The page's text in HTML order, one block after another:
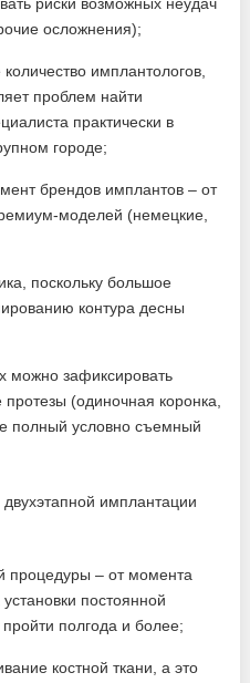
риски возможных неудач
осложнения);
имплантологов,
проблем найти
практически в
городе;
брендов имплантов – от
моделей (немецкие,
поскольку большое
контура десны
можно зафиксировать
(одиночная коронка,
полный условно съемный
имплантации
процедуры – от момента
постоянной
полгода и более;
костной ткани, а это